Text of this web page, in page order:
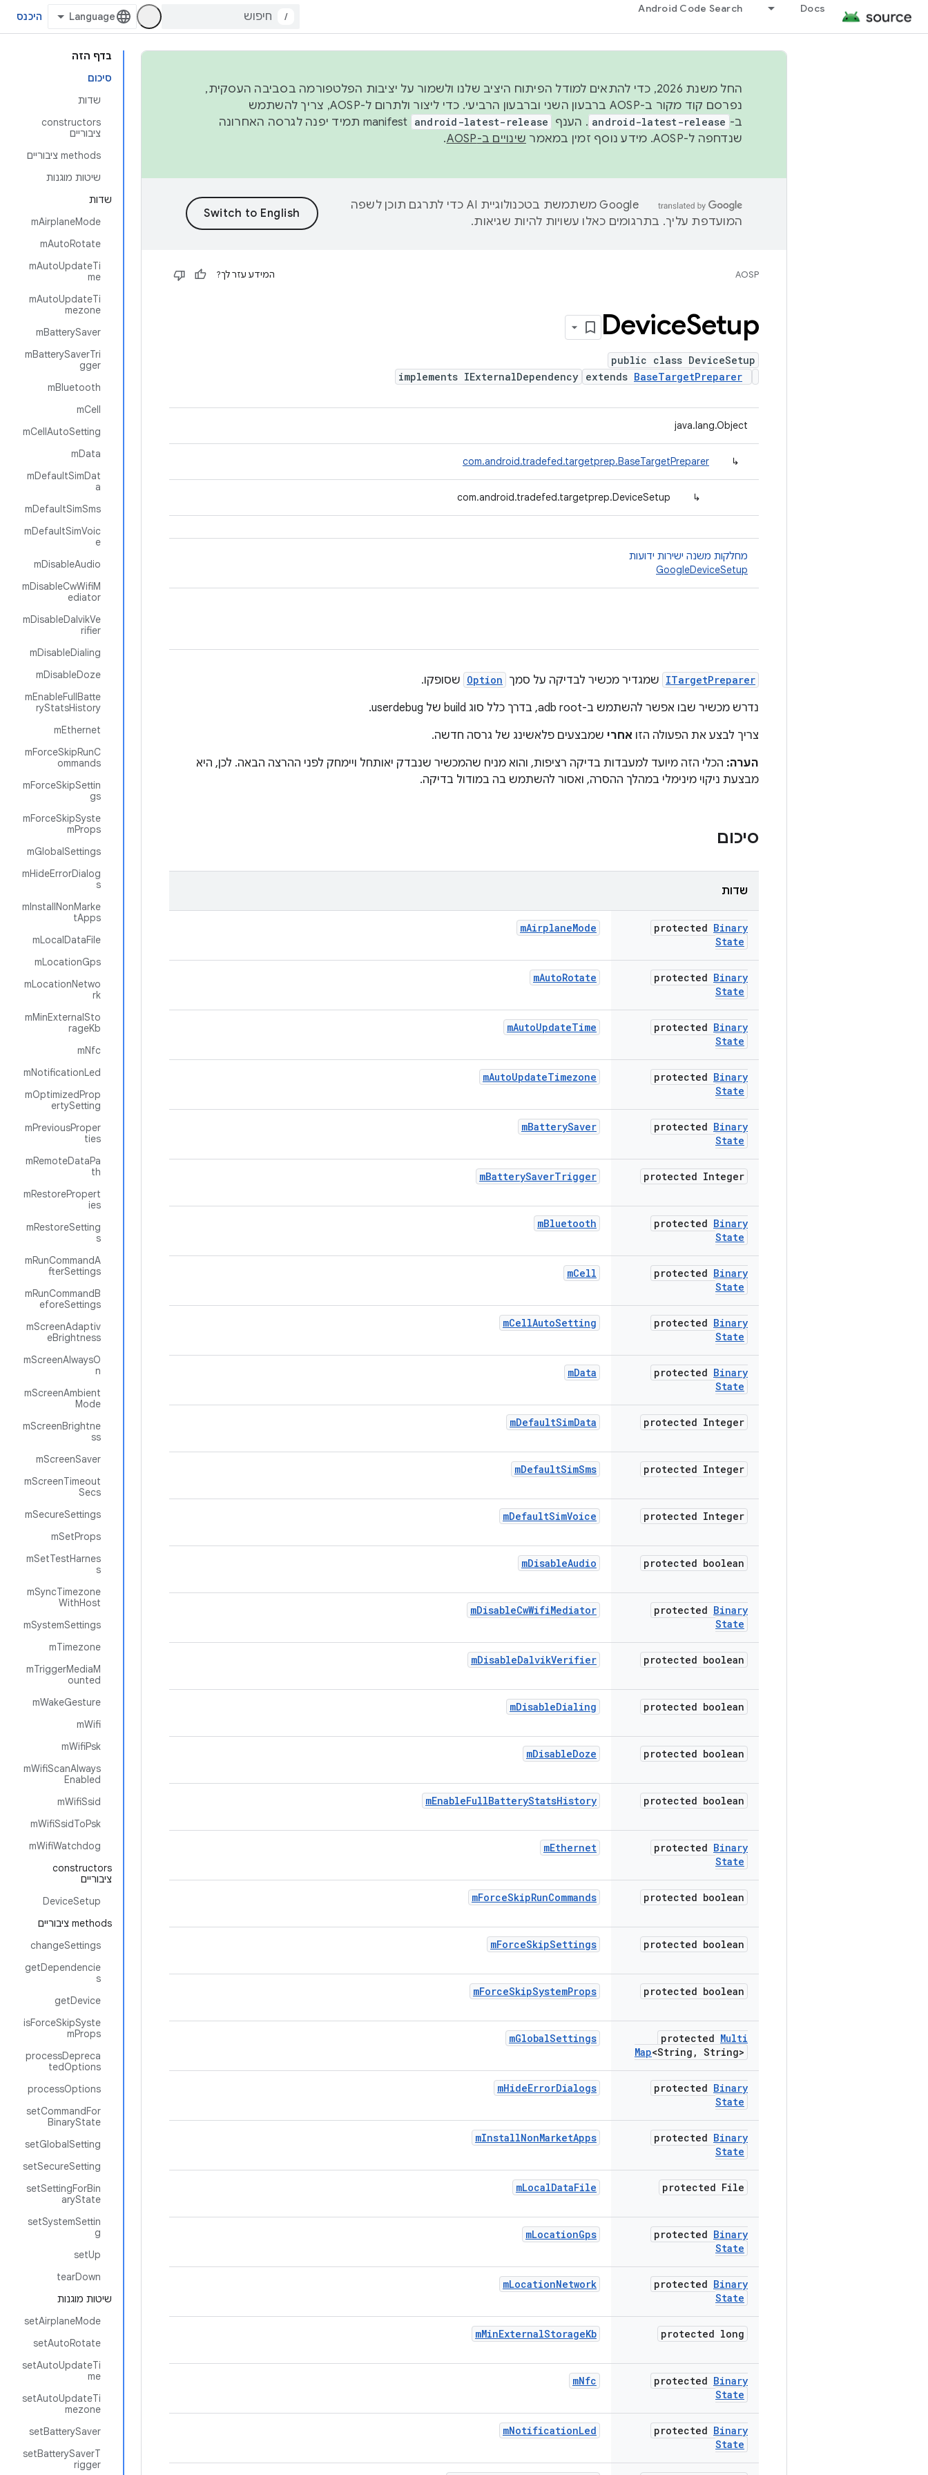
Docs
Android Code Search
/ היכנס
בדף הזה
סיכום
שדות
‫constructors
ציבוריים
‫methods ציבוריים
שיטות מוגנות
שדות
mAirplaneMode
mAutoRotate
mAutoUpdateTi
me
mAutoUpdateTi
mezone
mBatterySaver
mBatterySaverTri
gger
mBluetooth
mCell
mCellAutoSetting
mData
mDefaultSimDat
a
mDefaultSimSms
mDefaultSimVoic
e
mDisableAudio
mDisableCwWifiM
ediator
mDisableDalvikVe
rifier
mDisableDialing
mDisableDoze
mEnableFullBatte
ryStatsHistory
mEthernet
mForceSkipRunC
ommands
mForceSkipSettin
gs
mForceSkipSyste
mProps
mGlobalSettings
mHideErrorDialog
s
mInstallNonMarke
tApps
mLocalDataFile
mLocationGps
mLocationNetwo
rk
mMinExternalSto
rageKb
mNfc
mNotificationLed
mOptimizedProp
ertySetting
mPreviousProper
ties
mRemoteDataPa
th
mRestorePropert
ies
mRestoreSetting
s
mRunCommandA
fterSettings
mRunCommandB
eforeSettings
mScreenAdaptiv
eBrightness
mScreenAlwaysO
n
mScreenAmbient
Mode
mScreenBrightne
ss
mScreenSaver
mScreenTimeout
Secs
mSecureSettings
mSetProps
mSetTestHarnes
s
mSyncTimezone
WithHost
mSystemSettings
mTimezone
mTriggerMediaM
ounted
mWakeGesture
mWifi
mWifiPsk
mWifiScanAlways
Enabled
mWifiSsid
mWifiSsidToPsk
mWifiWatchdog
‫constructors
ציבוריים
DeviceSetup
‫methods ציבוריים
changeSettings
getDependencie
s
getDevice
isForceSkipSyste
mProps
processDepreca
tedOptions
processOptions
setCommandFor
BinaryState
setGlobalSetting
setSecureSetting
setSettingForBin
aryState
setSystemSettin
g
setUp
tearDown
שיטות מוגנות
setAirplaneMode
setAutoRotate
setAutoUpdateTi
me
setAutoUpdateTi
mezone
setBatterySaver
setBatterySaverT
rigger
החל משנת 2026, כדי להתאים למודל הפיתוח היציב שלנו ולשמור על יציבות הפלטפורמה בסביבה העסקית,
נפרסם קוד מקור ב-AOSP ברבעון השני וברבעון הרביעי. כדי ליצור ולתרום ל-AOSP, צריך להשתמש
ב- android-latest-release . הענף android-latest-release
manifest תמיד יפנה לגרסה האחרונה
שנדחפה ל-AOSP. מידע נוסף זמין במאמר
שינויים ב-AOSP .
‫Google משתמשת בטכנולוגיית AI כדי לתרגם תוכן לשפה
המועדפת עליך. בתרגומים כאלו עשויות להיות שגיאות.
AOSP המידע עזר לך?
DeviceSetup
public class DeviceSetup
extends BaseTargetPreparer
implements IExternalDependency
java.lang.Object
↳
com.android.tradefed.targetprep.BaseTargetPreparer
↳
com.android.tradefed.targetprep.DeviceSetup
מחלקות משנה ישירות ידועות
GoogleDeviceSetup
ITargetPreparer שמגדיר מכשיר לבדיקה על סמך Option שסופקו.
נדרש מכשיר שבו אפשר להשתמש ב-adb root, בדרך כלל סוג build של userdebug.
צריך לבצע את הפעולה הזו אחרי שמבצעים פלאשינג של גרסה חדשה.
הערה: הכלי הזה מיועד למעבדות בדיקה רציפות, והוא מניח שהמכשיר שנבדק יאותחל ויימחק לפני ההרצה הבאה. לכן, היא
מבצעת ניקוי מינימלי במהלך ההסרה, ואסור להשתמש בה במודול בדיקה.
סיכום
שדות
protected Binary
State
mAirplaneMode
protected Binary
State
mAutoRotate
protected Binary
State
mAutoUpdateTime
protected Binary
State
mAutoUpdateTimezone
protected Binary
State
mBatterySaver
protected Integer
mBatterySaverTrigger
protected Binary
State
mBluetooth
protected Binary
State
mCell
protected Binary
State
mCellAutoSetting
protected Binary
State
mData
protected Integer
mDefaultSimData
protected Integer
mDefaultSimSms
protected Integer
mDefaultSimVoice
protected boolean
mDisableAudio
protected Binary
State
mDisableCwWifiMediator
protected boolean
mDisableDalvikVerifier
protected boolean
mDisableDialing
protected boolean
mDisableDoze
protected boolean
mEnableFullBatteryStatsHistory
protected Binary
State
mEthernet
protected boolean
mForceSkipRunCommands
protected boolean
mForceSkipSettings
protected boolean
mForceSkipSystemProps
protected Multi
Map<String , String>
mGlobalSettings
protected Binary
State
mHideErrorDialogs
protected Binary
State
mInstallNonMarketApps
protected File
mLocalDataFile
protected Binary
State
mLocationGps
protected Binary
State
mLocationNetwork
protected long
mMinExternalStorageKb
protected Binary
State
mNfc
protected Binary
State
mNotificationLed